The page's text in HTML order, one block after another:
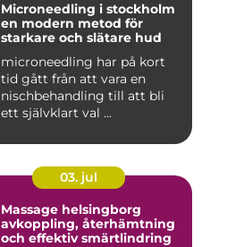
Microneedling i stockholm
en modern metod för
starkare och slätare hud
microneedling har på kort
tid gått från att vara en
nischbehandling till att bli
ett självklart val ...
03. jul
Massage helsingborg
avkoppling, återhämtning
och effektiv smärtlindring